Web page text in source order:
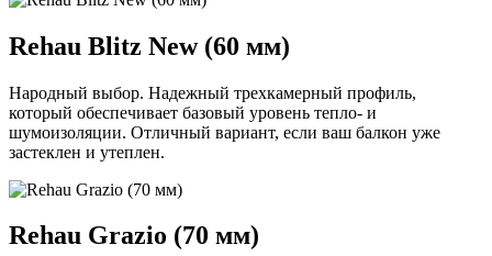
Rehau Blitz New (60 мм)
Народный выбор. Надежный трехкамерный профиль,
который обеспечивает базовый уровень тепло- и
шумоизоляции. Отличный вариант, если ваш балкон уже
застеклен и утеплен.
Rehau Grazio (70 мм)